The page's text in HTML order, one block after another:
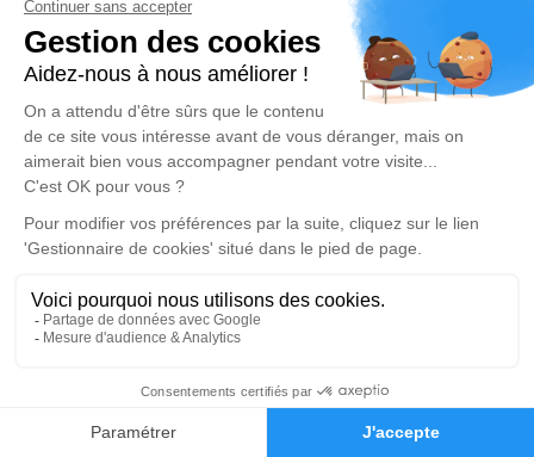
Faire-part Hommages
Nous vous invitons à utiliser cet espace pour laisser
vos condoléances, partager des photos souvenirs, une
anecdote ou exprimer vos pensées à travers des
poèmes ou des textes. Cet endroit est un lieu
d'expression dédié à honorer la mémoire de Guy
SAINTON.
Un service de plantation d’arbre hommage est
disponible ici .
mardi 27 mai 2025 à 09h30
Crématorium de Canet-en-Roussillon
196 Avenue de Perpignan